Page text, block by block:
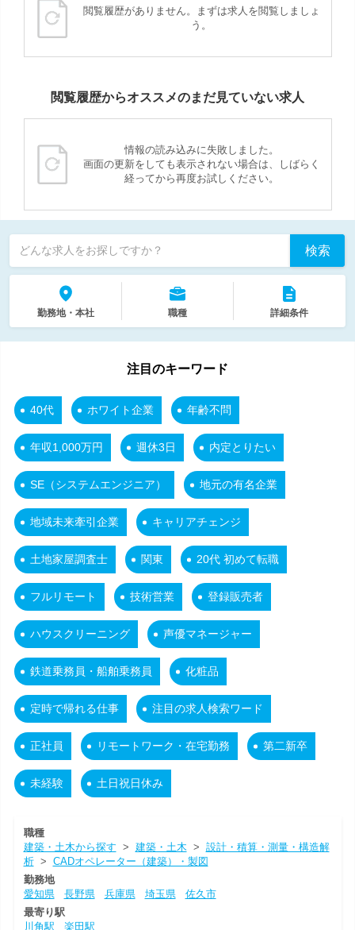
閲覧履歴がありません。まずは求人を閲覧しましょ
う。
閲覧履歴からオススメのまだ見ていない求人
情報の読み込みに失敗しました。
画面の更新をしても表示されない場合は、しばらく
経ってから再度お試しください。
どんな求人をお探しですか？ 検索
勤務地・本社 職種 詳細条件
注目のキーワード
40代 ホワイト企業 年齢不問
年収1,000万円 週休3日 内定とりたい
SE（システムエンジニア） 地元の有名企業
地域未来牽引企業 キャリアチェンジ
土地家屋調査士 関東 20代 初めて転職
フルリモート 技術営業 登録販売者
ハウスクリーニング 声優マネージャー
鉄道乗務員・船舶乗務員 化粧品
定時で帰れる仕事 注目の求人検索ワード
正社員 リモートワーク・在宅勤務 第二新卒
未経験 土日祝日休み
職種
建築・土木から探す > 建築・土木 > 設計・積算・測量・構造解
析> CADオペレーター（建築）・製図
勤務地
愛知県
長野県 兵庫県 埼玉県
佐久市
最寄り駅
川角駅
楽田駅